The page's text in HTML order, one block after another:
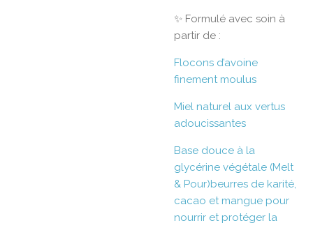
✨ Formulé avec soin à
partir de :
Flocons d’avoine
finement moulus
Miel naturel aux vertus
adoucissantes
Base douce à la
glycérine végétale (Melt
& Pour)beurres de karité,
cacao et mangue pour
nourrir et protéger la